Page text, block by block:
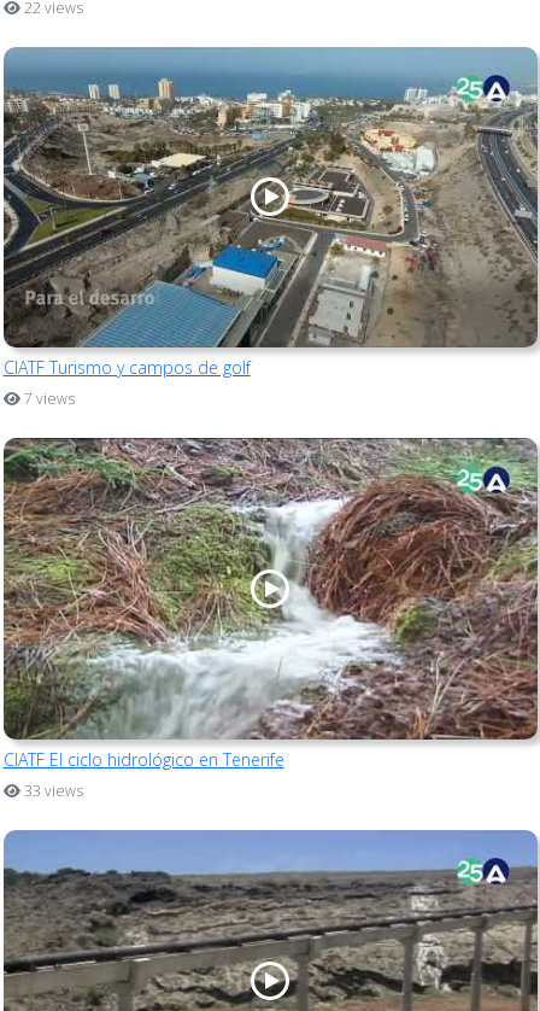
22 views
CIATF Turismo y campos de golf
7 views
CIATF El ciclo hidrológico en Tenerife
33 views